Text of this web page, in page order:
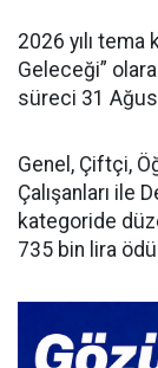
2026 yılı tema
Geleceği”
süreci 31
Genel, Çiftçi,
Çalışanları ile
kategoride
735 bin lira